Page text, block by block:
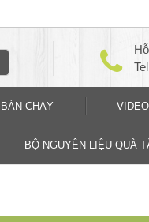
BÁN CHẠY VIDEO
BỘ NGUYÊN LIỆU QUÀ